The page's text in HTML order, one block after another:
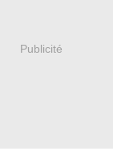
Publicité